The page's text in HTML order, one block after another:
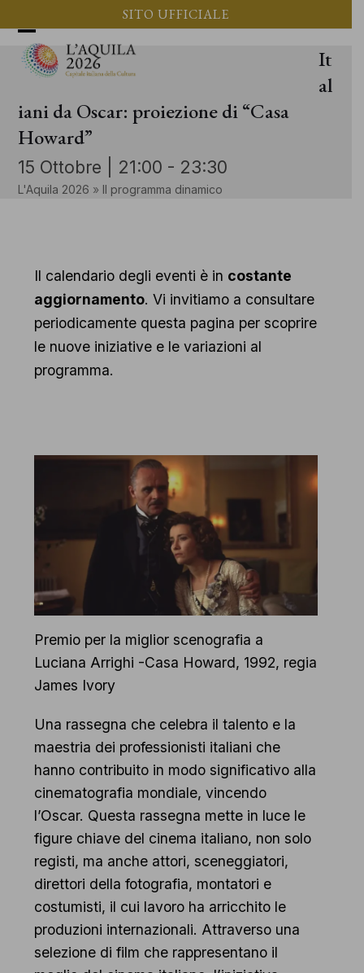
al
contenuto
SITO UFFICIALE
Apri
menu
mobile
Chiudi
menu
mobile
It
al
iani da Oscar: proiezione di “Casa
Howard”
15 Ottobre | 21:00 - 23:30
L'Aquila 2026 » Il programma dinamico
Il calendario degli eventi è in costante
aggiornamento. Vi invitiamo a consultare
periodicamente questa pagina per scoprire
le nuove iniziative e le variazioni al
programma.
Premio per la miglior scenografia a
Luciana Arrighi -Casa Howard, 1992, regia
James Ivory
Una rassegna che celebra il talento e la
maestria dei professionisti italiani che
hanno contribuito in modo significativo alla
cinematografia mondiale, vincendo
l’Oscar. Questa rassegna mette in luce le
figure chiave del cinema italiano, non solo
registi, ma anche attori, sceneggiatori,
direttori della fotografia, montatori e
costumisti, il cui lavoro ha arricchito le
produzioni internazionali. Attraverso una
selezione di film che rappresentano il